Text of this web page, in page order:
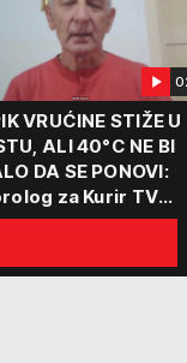
VRUĆINE STIŽE U
ALI 40°C NE BI
DA SE PONOVI:
za Kurir TV
šta nas čeka:
padavine su